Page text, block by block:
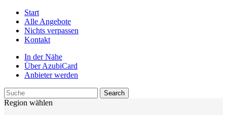
Start
Alle Angebote
Nichts verpassen
Kontakt
In der Nähe
Über AzubiCard
Anbieter werden
Region wählen